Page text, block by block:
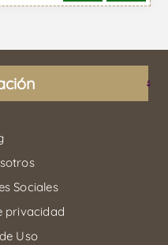
Sociales
privacidad
Uso